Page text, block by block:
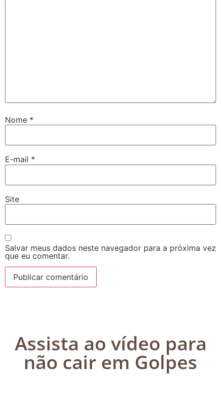
Nome *
E-mail *
Site
Salvar meus dados neste navegador para a próxima vez
que eu comentar.
Assista ao vídeo para
não cair em Golpes